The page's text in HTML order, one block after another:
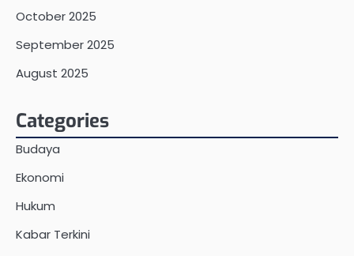
October 2025
September 2025
August 2025
Categories
Budaya
Ekonomi
Hukum
Kabar Terkini